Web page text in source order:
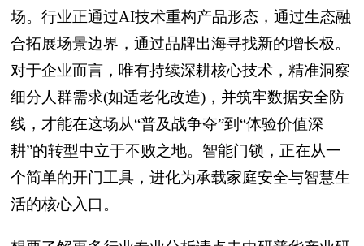
场。行业正通过AI技术重构产品形态，通过生态融
合拓展场景边界，通过品牌出海寻找新的增长极。
对于企业而言，唯有持续深耕核心技术，精准洞察
细分人群需求(如适老化改造)，并筑牢数据安全防
线，才能在这场从“普及战争夺”到“体验价值深
耕”的转型中立于不败之地。智能门锁，正在从一
个简单的开门工具，进化为承载家庭安全与智慧生
活的核心入口。